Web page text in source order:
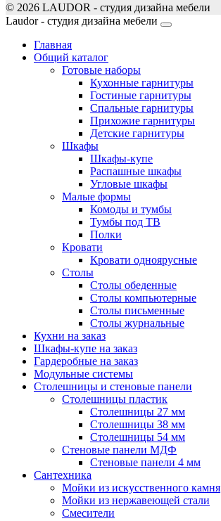
© 2026 LAUDOR - студия дизайна мебели
Joomla! 3 Templates
Laudor - студия дизайна мебели
Главная
Общий каталог
Готовые наборы
Кухонные гарнитуры
Гостиные гарнитуры
Спальные гарнитуры
Прихожие гарнитуры
Детские гарнитуры
Шкафы
Шкафы-купе
Распашные шкафы
Угловые шкафы
Малые формы
Комоды и тумбы
Тумбы под ТВ
Полки
Кровати
Кровати одноярусные
Столы
Столы обеденные
Столы компьютерные
Столы письменные
Столы журнальные
Кухни на заказ
Шкафы-купе на заказ
Гардеробные на заказ
Модульные системы
Столешницы и стеновые панели
Столешницы пластик
Столешницы 27 мм
Столешницы 38 мм
Столешницы 54 мм
Стеновые панели МДФ
Стеновые панели 4 мм
Сантехника
Мойки из искусственного камня
Мойки из нержавеющей стали
Смесители